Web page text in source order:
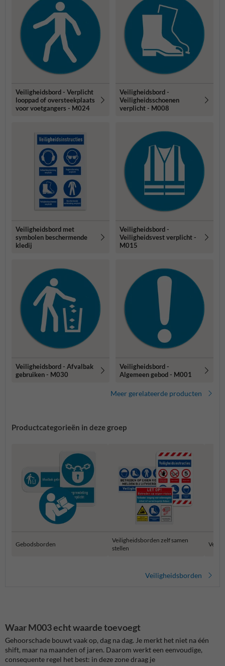
Veiligheidsbord - Verplicht
looppad of oversteekplaats
voor voetgangers - M024
Veiligheidsbord -
Veiligheidsschoenen
verplicht - M008
Veiligheidsbord met
symbolen beschermende
kledij
Veiligheidsbord -
Veiligheidsvest verplicht -
M015
Veiligheidsbord - Afvalbak
gebruiken - M030
Veiligheidsbord -
Algemeen gebod - M001
Meer gerelateerde producten
Productcategorieën in deze groep
Gebodsborden
Veiligheidsborden zelf samen
stellen
Veiligheidsborden
Waar M003 echt waarde toevoegt
Gehoorschade bouwt vaak op, dag na dag. Je merkt het niet na één
shift, maar na maanden of jaren. Daarom werkt een eenvoudige,
consequente regel het best: in deze zone draag je